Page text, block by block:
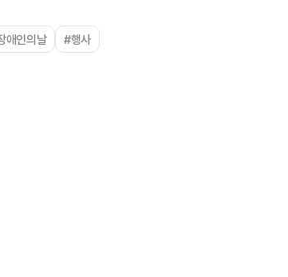
애인의날 #행사